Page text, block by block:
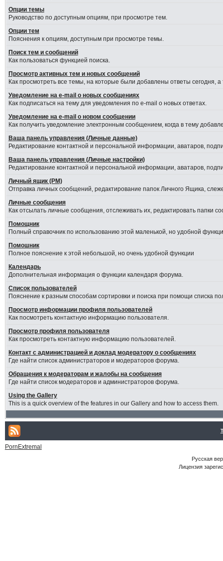
Опции темы
Руководство по доступным опциям, при просмотре тем.
Опции тем
Пояснения к опциям, доступным при просмотре темы.
Поиск тем и сообщений
Как пользоваться функцией поиска.
Просмотр активных тем и новых сообщений
Как просмотреть все темы, на которые были добавлены ответы сегодня,
Уведомление на e-mail о новых сообщениях
Как подписаться на тему для уведомления по e-mail о новых ответах.
Уведомление на е-mail о новом сообщении
Как получить уведомление электронным сообщением, когда в тему
Ваша панель управления (Личные данные)
Редактирование контактной и персональной информации, аватаров,
Ваша панель управления (Личные настройки)
Редактирование контактной и персональной информации, аватаров,
Личный ящик (PM)
Отправка личных сообщений, редактирование папок Личного Ящика,
Личные сообщения
Как отсылать личные сообщения, отслеживать их, редактировать папки
Помощник
Полный справочник по использованию этой маленькой, но удобной
Помошник
Полное пояснение к этой небольшой, но очень удобной функции
Календарь
Дополнительная информация о функции календаря форума.
Список пользователей
Пояснение к разным способам сортировки и поиска при помощи списка
Просмотр информации профиля пользователей
Как посмотреть контактную информацию пользователя.
Просмотр профиля пользователя
Как просмотреть контактную информацию пользователей.
Контакт с администрацией и доклад модератору о сообщениях
Где найти список администраторов и модераторов форума.
Обращения к модераторам и жалобы на сообщения
Где найти список модераторов и администраторов форума.
Using the Gallery
This is a quick overview of the features in our Gallery and how to access them.
PornExtremal
Русская
Лицензия